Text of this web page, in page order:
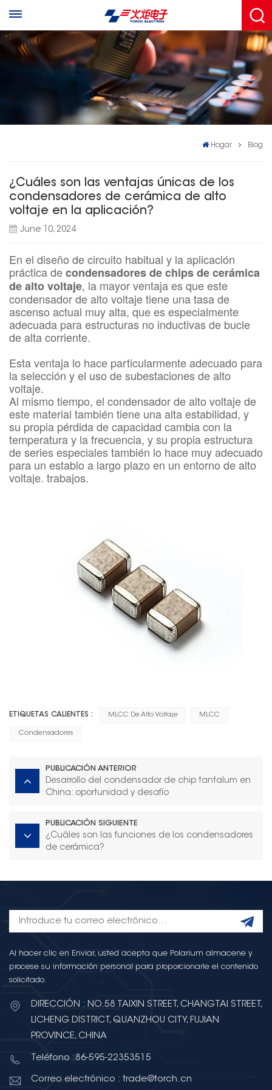
Hogar Blog
¿Cuáles son las ventajas únicas de los
condensadores de cerámica de alto
voltaje en la aplicación?
June 10, 2024
En el diseño de circuito habitual y la aplicación
práctica decondensadores de chips de cerámica
de alto voltaje, la mayor ventaja es que este
condensador de alto voltaje tiene una tasa de
ascenso actual muy alta, que es especialmente
adecuada para estructuras no inductivas de bucle
de alta corriente.
Esta ventaja lo hace particularmente adecuado para
la selección y el uso de subestaciones de alto
voltaje.
Al mismo tiempo, el condensador de alto voltaje de
este material también tiene una alta estabilidad, y
su propia pérdida de capacidad cambia con la
temperatura y la frecuencia, y su propia estructura
de series especiales también lo hace muy adecuado
para un establo a largo plazo en un entorno de alto
voltaje. trabajos.
ETIQUETAS CALIENTES : MLCC De Alto Voltaje MLCC
Condensadores
PUBLICACIÓN ANTERIOR
Desarrollo del condensador de chip tantalum en
China: oportunidad y desafío
PUBLICACIÓN SIGUIENTE
¿Cuáles son las funciones de los condensadores
de cerámica?
Al hacer clic en Enviar, usted acepta que Polarium almacene y
procese su información personal para proporcionarle el contenido
solicitado.
DIRECCIÓN : NO.58 TAIXIN STREET, CHANGTAI STREET,
LICHENG DISTRICT, QUANZHOU CITY, FUJIAN
PROVINCE, CHINA
Teléfono :86-595-22353515
Correo electrónico : trade@torch.cn